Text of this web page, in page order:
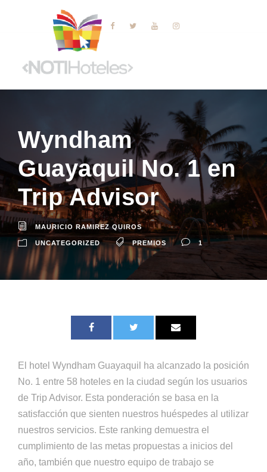
Wyndham
Guayaquil No. 1 en
Trip Advisor
MAURICIO RAMIREZ QUIROS
UNCATEGORIZED PREMIOS 1
El hotel Wyndham Guayaquil ha alcanzado la posición
No. 1 entre 58 hoteles en la ciudad según los usuarios
de Trip Advisor. Esta ponderación se basa en la
satisfacción que sienten nuestros huéspedes al utilizar
nuestros servicios. Este ranking demuestra el
cumplimiento de las metas propuestas a inicios del
año, también que nuestro equipo de trabajo se